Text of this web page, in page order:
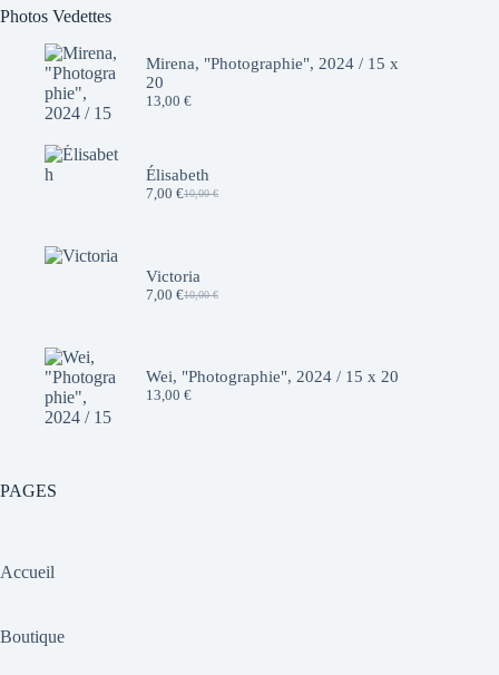
Photos Vedettes
Mirena, "Photographie", 2024 / 15 x
20
13,00 €
Élisabeth
10,00€
Le
10,00 €.
7,00 €Le
7,00 €.
Victoria
10,00€
Le
10,00 €.
7,00 €Le
7,00 €.
Wei, "Photographie", 2024 / 15 x 20
13,00 €
PAGES
Accueil
Boutique